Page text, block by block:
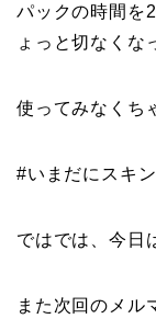
パックの時間を
ょっと切なくな
使ってみなくち
#いまだにスキ
ではでは、今日
また次回のメル